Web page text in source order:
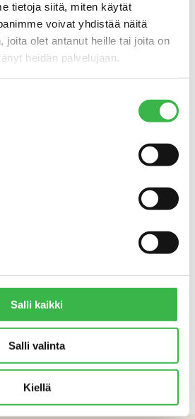
tietoja siitä, miten käytät
voivat yhdistää näitä
joita olet antanut heille tai joita on
heidän palvelujaan.
Salli kaikki
Salli valinta
Kiellä
isompi.
luomun
käytössä vuodesta
se on lisännyt
-OHJELMAAN
RUOKAPALVELUT -
LUOMUN KÄYTTÖ JÄRVI-